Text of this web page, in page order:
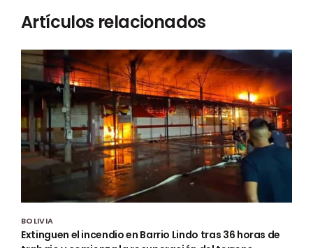
Artículos relacionados
BOLIVIA
Extinguen el incendio en Barrio Lindo tras 36 horas de